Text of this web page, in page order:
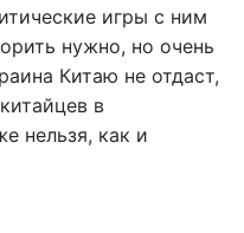
игры с ним
нужно, но очень
Китаю не отдаст,
в
нельзя, как и